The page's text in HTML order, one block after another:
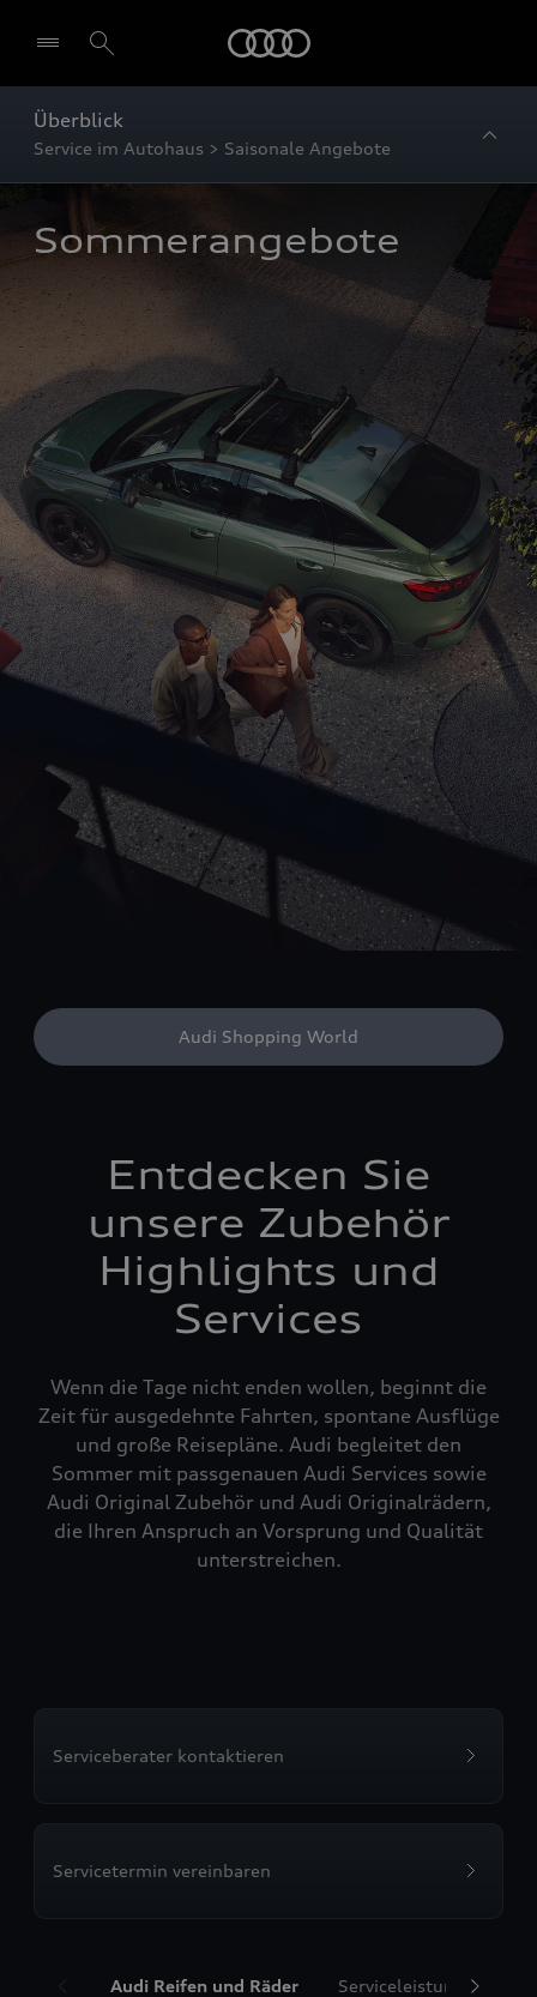
Überblick
Service im Autohaus > Saisonale Angebote
Sommerangebote
Audi Shopping World
Entdecken Sie
unsere Zubehör
Highlights und
Services
Wenn die Tage nicht enden wollen, beginnt die
Zeit für ausgedehnte Fahrten, spontane Ausflüge
und große Reisepläne. Audi begleitet den
Sommer mit passgenauen Audi Services sowie
Audi Original Zubehör und Audi Originalrädern,
die Ihren Anspruch an Vorsprung und Qualität
unterstreichen.
Serviceberater kontaktieren
Servicetermin vereinbaren
Audi Reifen und Räder Serviceleistungen